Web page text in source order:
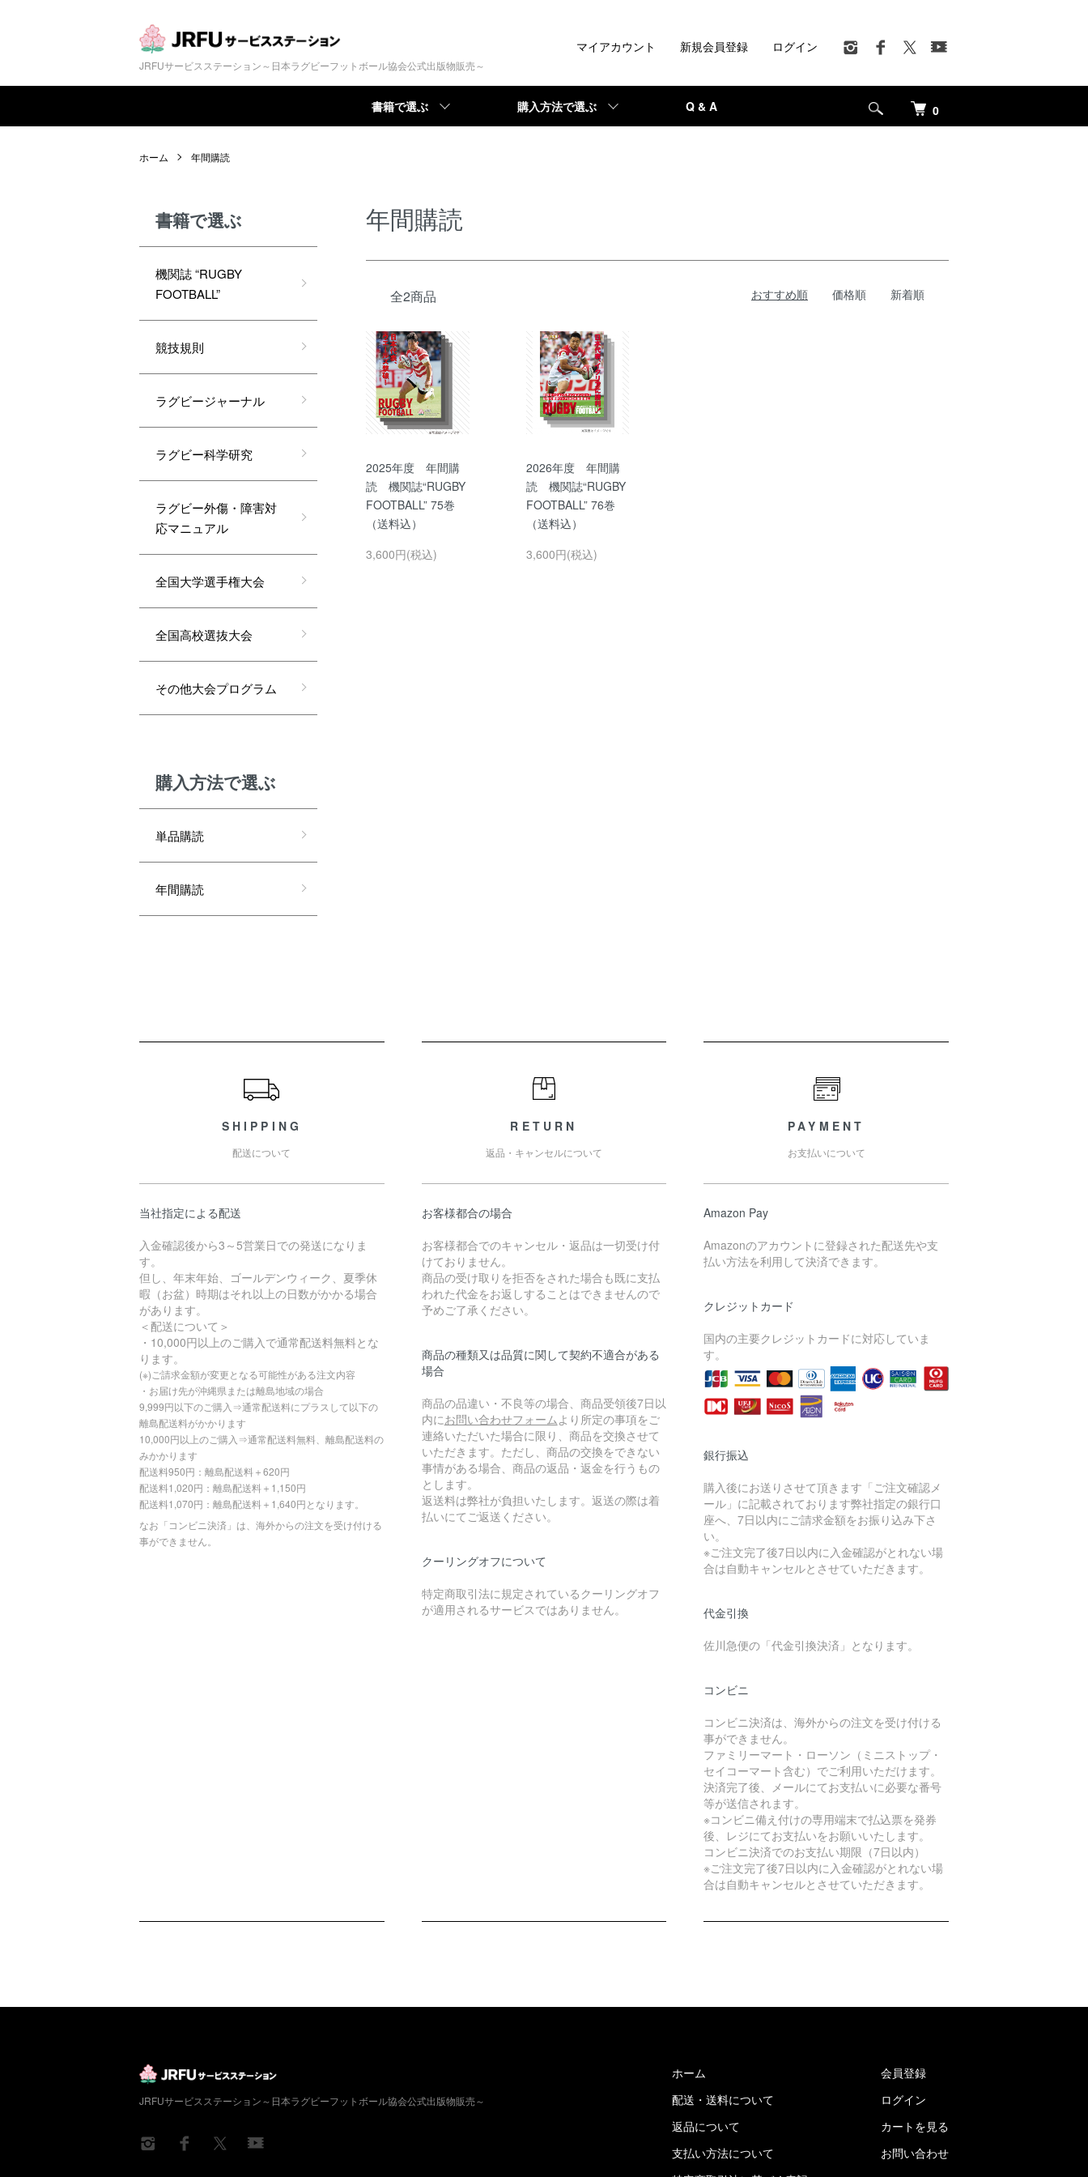
JRFUサービスステーション～日本ラグビーフットボール協会公式出版物販売～
0
書籍で選ぶ 購入方法で選ぶ Q & A
マイアカウント 新規会員登録 ログイン
ホーム 年間購読
年間購読
全2商品 おすすめ順 価格順 新着順
2025年度 年間購
読 機関誌“RUGBY
FOOTBALL” 75巻
（送料込）
3,600円(税込)
2026年度 年間購
読 機関誌“RUGBY
FOOTBALL” 76巻
（送料込）
3,600円(税込)
書籍で選ぶ
機関誌 “RUGBY
FOOTBALL”
競技規則
ラグビージャーナル
ラグビー科学研究
ラグビー外傷・障害対
応マニュアル
全国大学選手権大会
全国高校選抜大会
その他大会プログラム
購⼊⽅法で選ぶ
単品購読
年間購読
SHIPPING
配送について
当社指定による配送
入金確認後から3～5営業日での発送になりま
す。
但し、年末年始、ゴールデンウィーク、夏季休
暇（お盆）時期はそれ以上の日数がかかる場合
があります。
＜配送について＞
・10,000円以上のご購入で通常配送料無料とな
ります。
(※)ご請求金額が変更となる可能性がある注文内容
・お届け先が沖縄県または離島地域の場合
9,999円以下のご購入⇒通常配送料にプラスして以下の
離島配送料がかかります
10,000円以上のご購入⇒通常配送料無料、離島配送料の
みかかります
配送料950円：離島配送料＋620円
配送料1,020円：離島配送料＋1,150円
配送料1,070円：離島配送料＋1,640円となります。
なお「コンビニ決済」は、海外からの注文を受け付ける
事ができません。
RETURN
返品・キャンセルについて
お客様都合の場合
お客様都合でのキャンセル・返品は一切受け付
けておりません。
商品の受け取りを拒否をされた場合も既に支払
われた代金をお返しすることはできませんので
予めご了承ください。
商品の種類又は品質に関して契約不適合がある
場合
商品の品違い・不良等の場合、商品受領後7日以
内にお問い合わせフォーム より所定の事項をご
連絡いただいた場合に限り、商品を交換させて
いただきます。ただし、商品の交換をできない
事情がある場合、商品の返品・返金を行うもの
とします。
返送料は弊社が負担いたします。返送の際は着
払いにてご返送ください。
クーリングオフについて
特定商取引法に規定されているクーリングオフ
が適用されるサービスではありません。
PAYMENT
お支払いについて
Amazon Pay
Amazonのアカウントに登録された配送先や支
払い方法を利用して決済できます。
クレジットカード
国内の主要クレジットカードに対応していま
す。
銀行振込
購入後にお送りさせて頂きます「ご注文確認メ
ール」に記載されております弊社指定の銀行口
座へ、7日以内にご請求金額をお振り込み下さ
い。
※ご注文完了後7日以内に入金確認がとれない場
合は自動キャンセルとさせていただきます。
代金引換
佐川急便の「代金引換決済」となります。
コンビニ
コンビニ決済は、海外からの注文を受け付ける
事ができません。
ファミリーマート・ローソン（ミニストップ・
セイコーマート含む）でご利用いただけます。
決済完了後、メールにてお支払いに必要な番号
等が送信されます。
※コンビニ備え付けの専用端末で払込票を発券
後、レジにてお支払いをお願いいたします。
コンビニ決済でのお支払い期限（7日以内）
※ご注文完了後7日以内に入金確認がとれない場
合は自動キャンセルとさせていただきます。
JRFUサービスステーション～日本ラグビーフットボール協会公式出版物販売～
ホーム
配送・送料について
返品について
支払い方法について
会員登録
ログイン
カートを見る
お問い合わせ